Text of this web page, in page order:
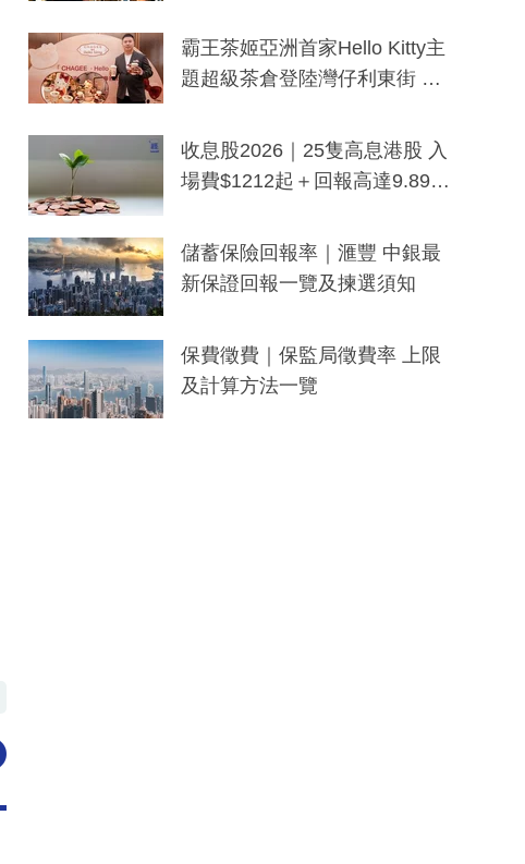
分鐘生成「貼地」宣傳短片
霸王茶姬亞洲首家Hello Kitty主
題超級茶倉登陸灣仔利東街 推
y及香港限定特調系列
收息股2026｜25隻高息港股 入
場費$1212起＋回報高達9.89
儲蓄保險回報率｜滙豐 中銀最
新保證回報一覽及揀選須知
保費徵費｜保監局徵費率 上限
及計算方法一覽